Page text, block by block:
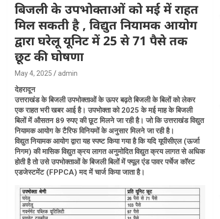
बिजली के उपभोक्ताओं को मई में राहत
मिल सकती है , विद्युत नियामक आयोग
द्वारा घरेलू यूनिट में 25 से 71 पैसे तक
छूट की घोषणा
May 4, 2025 admin
देहरादून
उत्तराखंड के बिजली उपभोक्ताओं के ऊपर बढ़ते बिजली के बिलों को लेकर
एक राहत भरी खबर आई है। उपभोक्ता को 2025 के मई माह के बिजली
बिलों में औसतन 89 रुपए की छूट मिलने जा रही है। जो कि उत्तराखंड विद्युत
नियामक आयोग के टैरिफ विनियमों के अनुसार मिलने जा रही है।
विद्युत नियामक आयोग द्वारा यह स्पष्ट किया गया है कि यदि यूपीसीएल (ऊर्जा
निगम) की मासिक विद्युत क्रय लागत अनुमोदित विद्युत क्रय लागत से अधिक
होती है तो उसे उपभोक्ताओं के बिजली बिलों में फ्यूल एंड पावर पर्चेज कॉस्ट
एडजेस्टमेंट (FPPCA) मद में चार्ज किया जाता है।